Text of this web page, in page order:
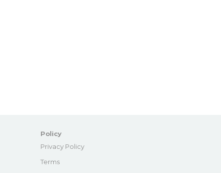
Policy
Privacy Policy
Terms